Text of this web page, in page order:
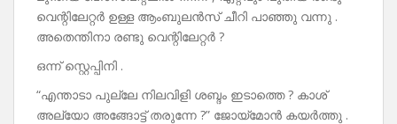
വെന്റിലേറ്റർ ഉള്ള ആംബുലൻസ് ചീറി പാഞ്ഞു വന്നു .
അതെന്തിനാ രണ്ടു വെന്റിലേറ്റർ ?
ഒന്ന് സ്റ്റെപ്പിനി .
“എന്താടാ പുല്ലേ നിലവിളി ശബ്ദം ഇടാത്തെ ? കാശ്
അല്യോ അങ്ങോട്ട് തരുന്നേ ?” ജോയ്മോൻ കയർത്തു .